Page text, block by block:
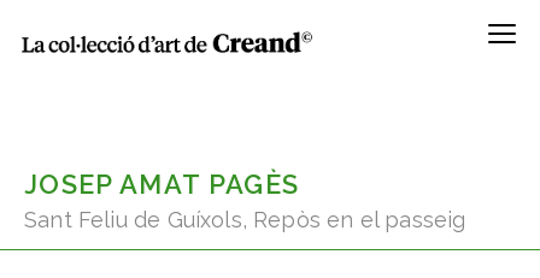
Menú
JOSEP AMAT PAGÈS
Sant Feliu de Guíxols, Repòs en el passeig